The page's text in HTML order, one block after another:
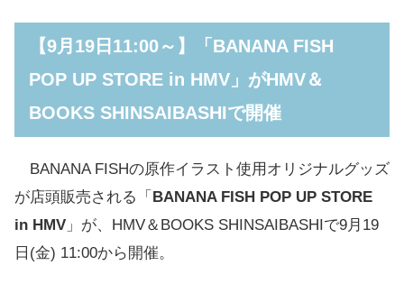
【9月19日11:00～】「BANANA FISH
POP UP STORE in HMV」がHMV＆
BOOKS SHINSAIBASHIで開催
BANANA FISHの原作イラスト使用オリジナルグッズ
が店頭販売される「 BANANA FISH POP UP STORE
in HMV 」が、HMV＆BOOKS SHINSAIBASHIで9月19
日(金) 11:00から開催。